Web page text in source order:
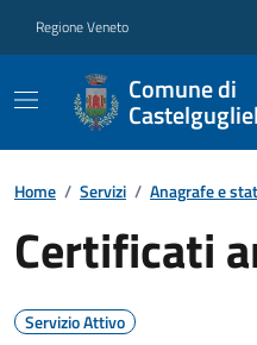
Regione Veneto
Comune di
Home / Servizi / Anagrafe e
Certificati
Servizio Attivo